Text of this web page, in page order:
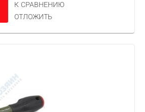
К СРАВНЕНИЮ
ОТЛОЖИТЬ